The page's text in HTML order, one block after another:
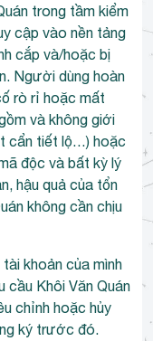
trong tầm kiểm
cập vào nền tảng
cắp và/hoặc bị
Người dùng hoàn
rò rỉ hoặc mất
và không giới
cẩn tiết lộ…) hoặc
độc và bất kỳ lý
hậu quả của tổn
không cần chịu
khoản của mình
cầu Khôi Văn Quán
chỉnh hoặc hủy
ký trước đó.